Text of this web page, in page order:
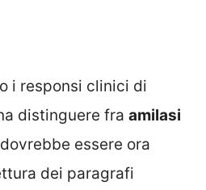
i responsi clinici di
distinguere fra amilasi
essere ora
dei paragrafi